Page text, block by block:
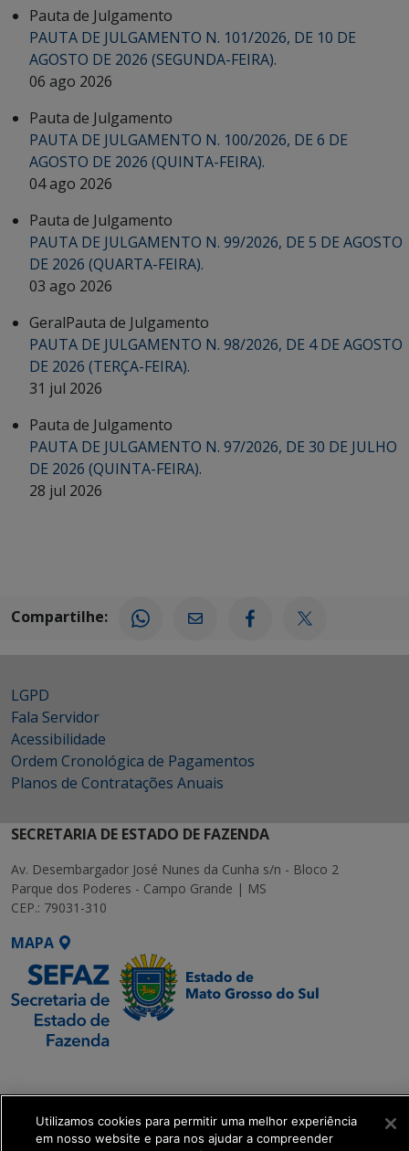
Pauta de Julgamento
PAUTA DE JULGAMENTO N. 101/2026, DE 10 DE
AGOSTO DE 2026 (SEGUNDA-FEIRA).
06 ago 2026
Pauta de Julgamento
PAUTA DE JULGAMENTO N. 100/2026, DE 6 DE
AGOSTO DE 2026 (QUINTA-FEIRA).
04 ago 2026
Pauta de Julgamento
PAUTA DE JULGAMENTO N. 99/2026, DE 5 DE AGOSTO
DE 2026 (QUARTA-FEIRA).
03 ago 2026
GeralPauta de Julgamento
PAUTA DE JULGAMENTO N. 98/2026, DE 4 DE AGOSTO
DE 2026 (TERÇA-FEIRA).
31 jul 2026
Pauta de Julgamento
PAUTA DE JULGAMENTO N. 97/2026, DE 30 DE JULHO
DE 2026 (QUINTA-FEIRA).
28 jul 2026
Compartilhe:
LGPD
Fala Servidor
Acessibilidade
Ordem Cronológica de Pagamentos
Planos de Contratações Anuais
SECRETARIA DE ESTADO DE FAZENDA
Av. Desembargador José Nunes da Cunha s/n - Bloco 2
Parque dos Poderes - Campo Grande | MS
CEP.: 79031-310
MAPA
Executiva de
Transformação Digital
Utilizamos cookies para permitir uma melhor experiência
em nosso website e para nos ajudar a compreender